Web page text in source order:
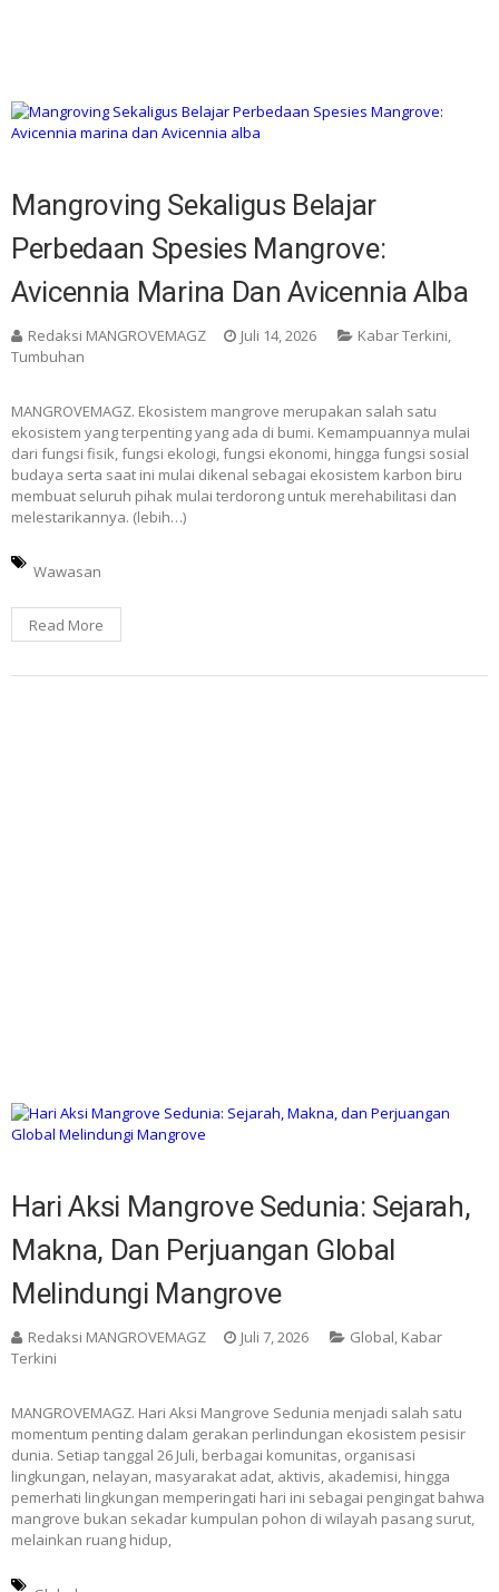
Mangroving Sekaligus Belajar
Perbedaan Spesies Mangrove:
Avicennia Marina Dan Avicennia Alba
Redaksi MANGROVEMAGZ Juli 14, 2026 Kabar Terkini,
Tumbuhan
MANGROVEMAGZ. Ekosistem mangrove merupakan salah satu
ekosistem yang terpenting yang ada di bumi. Kemampuannya mulai
dari fungsi fisik, fungsi ekologi, fungsi ekonomi, hingga fungsi sosial
budaya serta saat ini mulai dikenal sebagai ekosistem karbon biru
membuat seluruh pihak mulai terdorong untuk merehabilitasi dan
melestarikannya. (lebih…)
Wawasan
Read More
Hari Aksi Mangrove Sedunia: Sejarah,
Makna, Dan Perjuangan Global
Melindungi Mangrove
Redaksi MANGROVEMAGZ Juli 7, 2026 Global, Kabar
Terkini
MANGROVEMAGZ. Hari Aksi Mangrove Sedunia menjadi salah satu
momentum penting dalam gerakan perlindungan ekosistem pesisir
dunia. Setiap tanggal 26 Juli, berbagai komunitas, organisasi
lingkungan, nelayan, masyarakat adat, aktivis, akademisi, hingga
pemerhati lingkungan memperingati hari ini sebagai pengingat bahwa
mangrove bukan sekadar kumpulan pohon di wilayah pasang surut,
melainkan ruang hidup,